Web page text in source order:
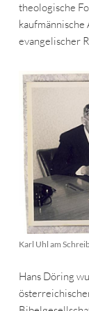
theologische
evangelischer
Karl Uhl am
Hans Döring